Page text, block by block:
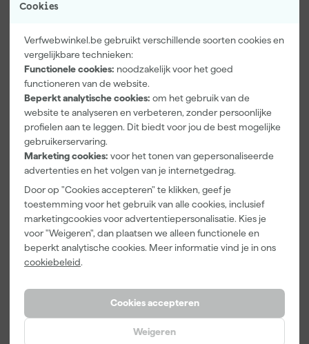
Cookies
Verfwebwinkel.be gebruikt verschillende soorten cookies en
vergelijkbare technieken:
Functionele cookies: noodzakelijk voor het goed
functioneren van de website.
Beperkt analytische cookies: om het gebruik van de
website te analyseren en verbeteren, zonder persoonlijke
profielen aan te leggen. Dit biedt voor jou de best mogelijke
gebruikerservaring.
Marketing cookies: voor het tonen van gepersonaliseerde
advertenties en het volgen van je internetgedrag.
Door op "Cookies accepteren" te klikken, geef je
toestemming voor het gebruik van alle cookies, inclusief
marketingcookies voor advertentiepersonalisatie. Kies je
voor "Weigeren", dan plaatsen we alleen functionele en
beperkt analytische cookies. Meer informatie vind je in ons
cookiebeleid.
Cookies accepteren
Weigeren
Paintura
Lucamax
Washi tape -
50mx24mm
Morgen
bezorgd
99
Go!Paint
Economy S
Verfbak -
inzetbakken
bezorgd
2, 99
Anza PRO
Muurverfset
MICMEX set
bezorgd
Adviesprijs
20 73
Onze Top 10